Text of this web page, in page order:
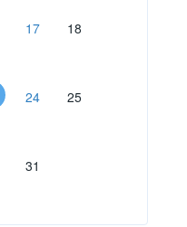
17
18
24
25
31